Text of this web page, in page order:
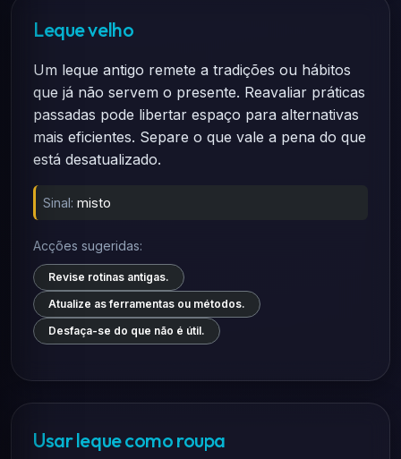
Leque velho
Um leque antigo remete a tradições ou hábitos
que já não servem o presente. Reavaliar práticas
passadas pode libertar espaço para alternativas
mais eficientes. Separe o que vale a pena do que
está desatualizado.
Sinal: misto
Acções sugeridas:
Revise rotinas antigas.
Atualize as ferramentas ou métodos.
Desfaça-se do que não é útil.
Usar leque como roupa